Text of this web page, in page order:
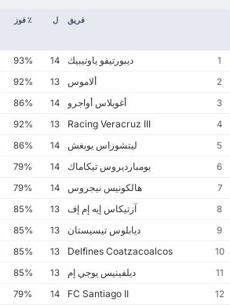
فريق ل ٪ فوز
1 ديبورتيفو ياوتيبيك 14
93%
2
ألاموس 13
92%
3
أغويلاس أواجرو 14
86%
4
13
92%
5
ليتشوزاس يوبغش 14
86%
6
بومبارديروس تيكاماك 14
79%
7
هالكونيس نيجروس 14
79%
8
آزتيكاس إيه إم إف 13
85%
9
ديابلوس تيسيستان 13
85%
10
13
85%
11
ديلفينيس يوجي إم 13
85%
12
14
79%